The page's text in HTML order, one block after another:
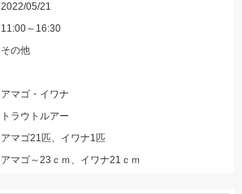
2022/05/21
11:00～16:30
その他
アマゴ・イワナ
トラウトルアー
アマゴ21匹、イワナ1匹
アマゴ～23ｃｍ、イワナ21ｃｍ